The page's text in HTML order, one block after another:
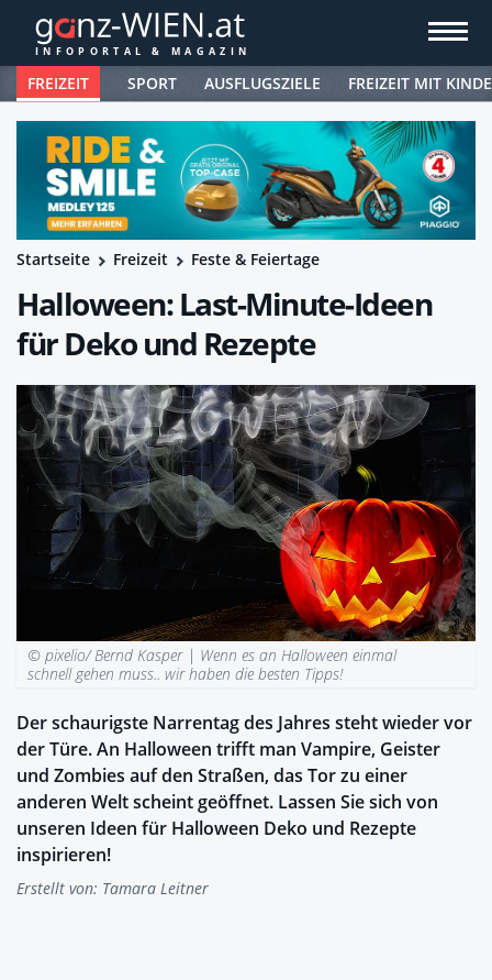
FREIZEIT SPORT AUSFLUGSZIELE FREIZEIT MIT
Startseite Freizeit Feste & Feiertage
Halloween: Last-Minute-Ideen
für Deko und Rezepte
© pixelio/ Bernd Kasper | Wenn es an Halloween einmal
schnell gehen muss.. wir haben die besten Tipps!
Der schaurigste Narrentag des Jahres steht wieder vor
der Türe. An Halloween trifft man Vampire, Geister
und Zombies auf den Straßen, das Tor zu einer
anderen Welt scheint geöffnet. Lassen Sie sich von
unseren Ideen für Halloween Deko und Rezepte
inspirieren!
Erstellt von: Tamara Leitner